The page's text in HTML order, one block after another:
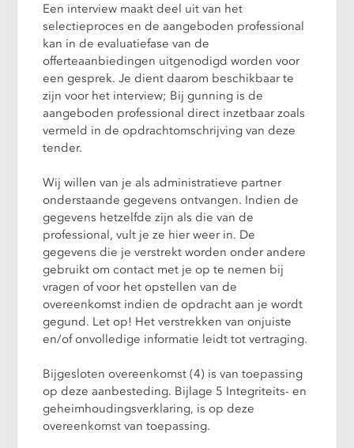
Een interview maakt deel uit van het
selectieproces en de aangeboden professional
kan in de evaluatiefase van de
offerteaanbiedingen uitgenodigd worden voor
een gesprek. Je dient daarom beschikbaar te
zijn voor het interview; Bij gunning is de
aangeboden professional direct inzetbaar zoals
vermeld in de opdrachtomschrijving van deze
tender.
Wij willen van je als administratieve partner
onderstaande gegevens ontvangen. Indien de
gegevens hetzelfde zijn als die van de
professional, vult je ze hier weer in. De
gegevens die je verstrekt worden onder andere
gebruikt om contact met je op te nemen bij
vragen of voor het opstellen van de
overeenkomst indien de opdracht aan je wordt
gegund. Let op! Het verstrekken van onjuiste
en/of onvolledige informatie leidt tot vertraging.
Bijgesloten overeenkomst (4) is van toepassing
op deze aanbesteding. Bijlage 5 Integriteits- en
geheimhoudingsverklaring, is op deze
overeenkomst van toepassing.